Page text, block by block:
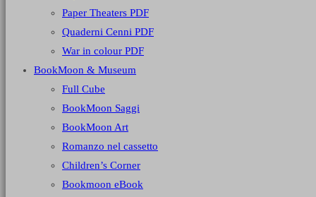
Paper Theaters PDF
Quaderni Cenni PDF
War in colour PDF
BookMoon & Museum
Full Cube
BookMoon Saggi
BookMoon Art
Romanzo nel cassetto
Children’s Corner
Bookmoon eBook